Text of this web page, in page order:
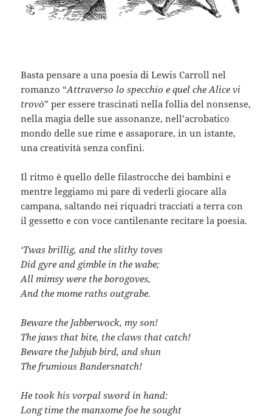
Basta pensare a una poesia di Lewis Carroll nel
romanzo “Attraverso lo specchio e quel che Alice vi
trovò” per essere trascinati nella follia del nonsense,
nella magia delle sue assonanze, nell’acrobatico
mondo delle sue rime e assaporare, in un istante,
una creatività senza confini.
Il ritmo è quello delle filastrocche dei bambini e
mentre leggiamo mi pare di vederli giocare alla
campana, saltando nei riquadri tracciati a terra con
il gessetto e con voce cantilenante recitare la poesia.
‘Twas brillig, and the slithy toves
Did gyre and gimble in the wabe;
All mimsy were the borogoves,
And the mome raths outgrabe.
Beware the Jabberwock, my son!
The jaws that bite, the claws that catch!
Beware the Jubjub bird, and shun
The frumious Bandersnatch!
He took his vorpal sword in hand:
Long time the manxome foe he sought